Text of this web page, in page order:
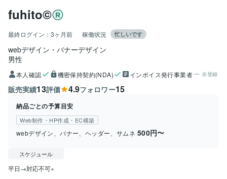
fuhito©
最終ログイン： 3ヶ月前 稼働状況 忙しいです
webデザイン・バナーデザイン
男性
本人確認 機密保持契約(NDA) インボイス発行事業者 未登録
販売実績13評価 4.9フォロワー15
納品ごとの予算目安
Web制作・HP作成・EC構築
webデザイン、バナー、ヘッダー、サムネ 500円〜
スケジュール